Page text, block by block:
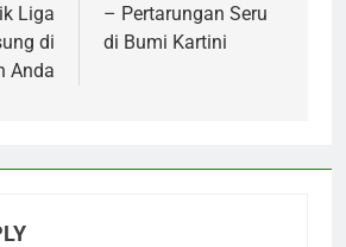
Liga
di
Anda
– Pertarungan Seru
di Bumi Kartini